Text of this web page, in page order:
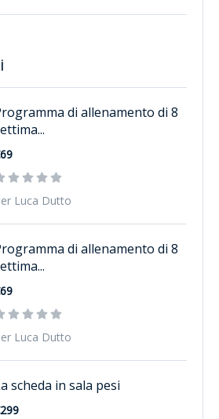
di allenamento di 8
Luca Dutto
di allenamento di 8
Luca Dutto
scheda in sala pesi